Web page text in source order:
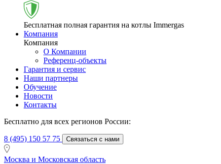
Бесплатная полная гарантия на котлы Immergas
Компания
Компания
О Компании
Референц-объекты
Гарантия и сервис
Наши партнеры
Обучение
Новости
Контакты
Бесплатно для всех регионов России:
8 (495) 150 57 75 Связаться с нами
Москва и Московская область